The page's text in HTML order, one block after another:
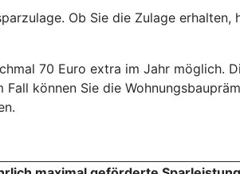
Ob Sie die Zulage
70 Euro extra im Jahr möglich.
können Sie die